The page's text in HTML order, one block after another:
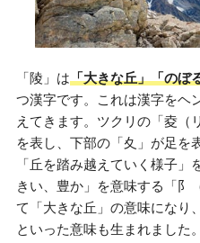
「陵」は「大きな丘」「のぼ
つ漢字です。これは漢字をヘ
えてきます。ツクリの「夌（
を表し、下部の「夊」が足を
「丘を踏み越えていく様子
きい、豊か」を意味する「阝
て「大きな丘」の意味になり
といった意味も生まれました。